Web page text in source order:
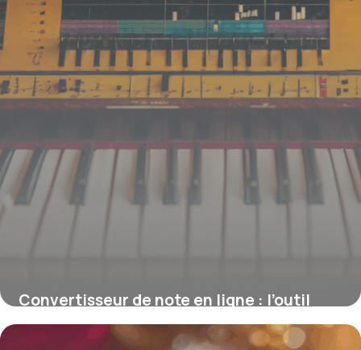
Convertisseur de note en ligne : l’outil
indispensable pour harmoniser les